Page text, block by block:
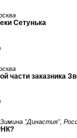
Сетунька
заказника
"Династия",